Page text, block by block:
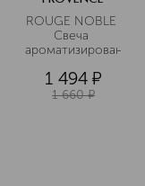
ROUGE NOBLE
Свеча
ароматизированная
1 494 ¤
1 660 ¤